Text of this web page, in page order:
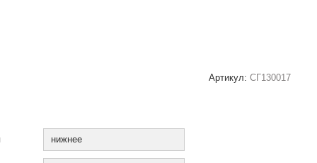
Артикул: СГ130017
нижнее